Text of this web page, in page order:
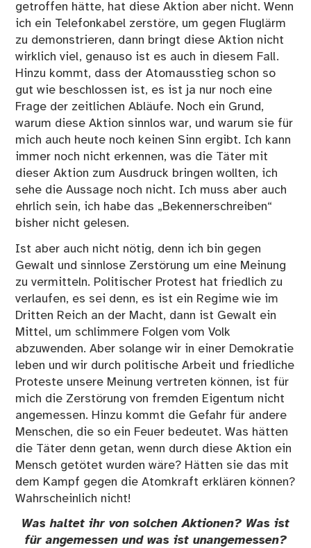
getroffen hätte, hat diese Aktion aber nicht. Wenn
ich ein Telefonkabel zerstöre, um gegen Fluglärm
zu demonstrieren, dann bringt diese Aktion nicht
wirklich viel, genauso ist es auch in diesem Fall.
Hinzu kommt, dass der Atomausstieg schon so
gut wie beschlossen ist, es ist ja nur noch eine
Frage der zeitlichen Abläufe. Noch ein Grund,
warum diese Aktion sinnlos war, und warum sie für
mich auch heute noch keinen Sinn ergibt. Ich kann
immer noch nicht erkennen, was die Täter mit
dieser Aktion zum Ausdruck bringen wollten, ich
sehe die Aussage noch nicht. Ich muss aber auch
ehrlich sein, ich habe das „Bekennerschreiben“
bisher nicht gelesen.
Ist aber auch nicht nötig, denn ich bin gegen
Gewalt und sinnlose Zerstörung um eine Meinung
zu vermitteln. Politischer Protest hat friedlich zu
verlaufen, es sei denn, es ist ein Regime wie im
Dritten Reich an der Macht, dann ist Gewalt ein
Mittel, um schlimmere Folgen vom Volk
abzuwenden. Aber solange wir in einer Demokratie
leben und wir durch politische Arbeit und friedliche
Proteste unsere Meinung vertreten können, ist für
mich die Zerstörung von fremden Eigentum nicht
angemessen. Hinzu kommt die Gefahr für andere
Menschen, die so ein Feuer bedeutet. Was hätten
die Täter denn getan, wenn durch diese Aktion ein
Mensch getötet wurden wäre? Hätten sie das mit
dem Kampf gegen die Atomkraft erklären können?
Wahrscheinlich nicht!
Was haltet ihr von solchen Aktionen? Was ist
für angemessen und was ist unangemessen?